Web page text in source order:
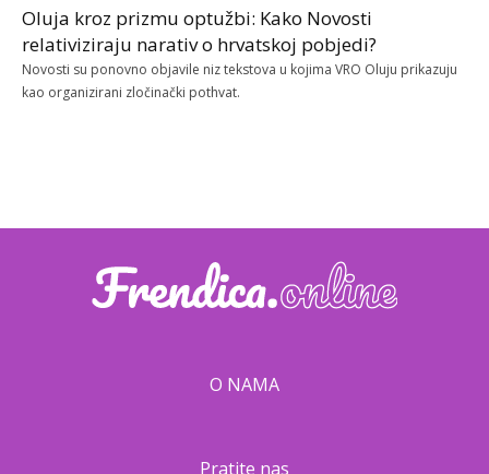
Oluja kroz prizmu optužbi: Kako Novosti
relativiziraju narativ o hrvatskoj pobjedi?
Novosti su ponovno objavile niz tekstova u kojima VRO Oluju prikazuju
kao organizirani zločinački pothvat.
O NAMA
Pratite nas